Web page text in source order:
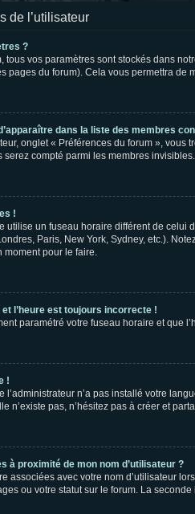
de l’utilisateur
?
tous vos paramètres sont stockés dans
pages du forum). Cela vous permettra
dans la liste des membres
onglet « Préférences du forum », vous
serez compté parmi les membres invisibles.
!
utilise un fuseau horaire différent de
Paris, New York, Sydney, etc.).
moment pour le faire.
l’heure est toujours incorrecte !
paramétré votre fuseau horaire et que
!
l’administrateur n’a pas installé votre
n’existe pas, n’hésitez pas à créer et
à proximité de mon nom d’utilisateur ?
associées avec votre nom d’utilisateur
ou votre statut sur le forum. La